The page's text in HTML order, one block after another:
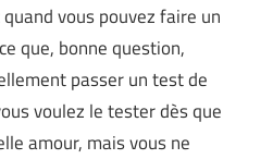
vous pouvez faire un
que, bonne question,
passer un test de
voulez le tester dès que
amour, mais vous ne